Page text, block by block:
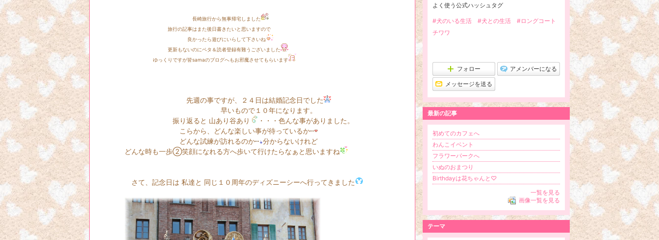
長崎旅行から無事帰宅しました
旅行の記事はまた後日書きたいと思いますので
良かったら遊びにいらして下さいね
更新もないのにペタ＆読者登録有難うございました
ゆっくりですが皆samaのブログへもお邪魔させてもらいます
先週の事ですが、２４日は結婚記念日でした
早いもので１０年になります。
振り返ると 山あり谷あり
・・・色んな事がありました。
こらから、どんな楽しい事が待っているか
どんな試練が訪れるのか
分からないけれど
どんな時も一歩②笑顔になれる方へ歩いて行けたらなぁと思いますね
さて、 記念日は 私達と 同じ１０周年のディズニーシーへ行ってきました
よく使う公式ハッシュタグ
#犬のいる生活 #犬との生活
#ロングコート
チワワ
フォロー アメンバーになる
メッセージを送る
最新の記事
初めてのカフェへ
わんこイベント
フラワーパークへ
いぬのおまつり
Birthdayは花ちゃんと♡
一覧を見る
画像一覧を見る
テーマ